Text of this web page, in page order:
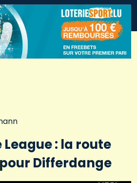
: la route
Differdange